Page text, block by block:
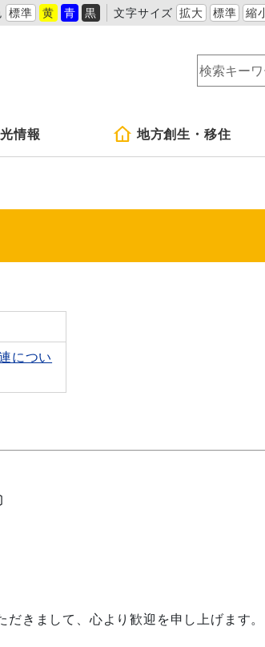
標準 黄 青 黒 文字サイズ 拡大 標準 縮
情報 地方創生・移住
につい
きまして、心より歓迎を申し上げます。